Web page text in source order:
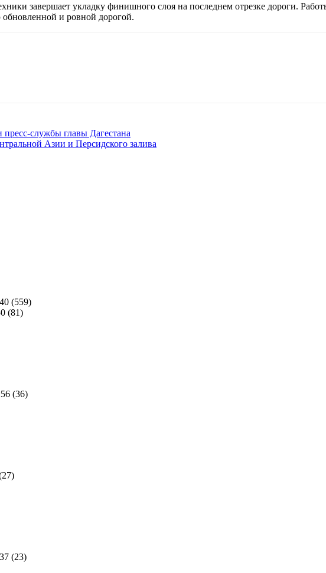
завершает укладку финишного слоя на последнем отрезке дороги.
и ровной дорогой.
службы главы Дагестана
Азии и Персидского залива
(559)
(81)
(36)
(23)